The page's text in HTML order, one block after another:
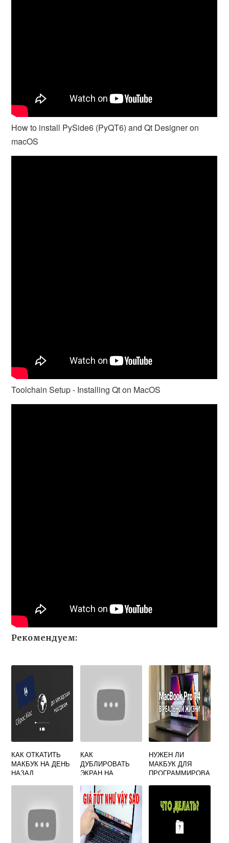
How to install PySide6 (PyQT6) and Qt Designer on
macOS
Toolchain Setup - Installing Qt on MacOS
Рекомендуем:
КАК ОТКАТИТЬ
МАКБУК НА ДЕНЬ
НАЗАД
КАК
ДУБЛИРОВАТЬ
ЭКРАН НА
НУЖЕН ЛИ
МАКБУК ДЛЯ
ПРОГРАММИРОВА